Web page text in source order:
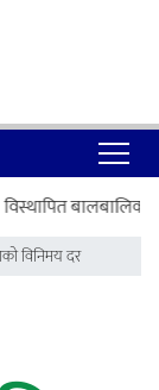
बालबालिकाको
विनिमय दर